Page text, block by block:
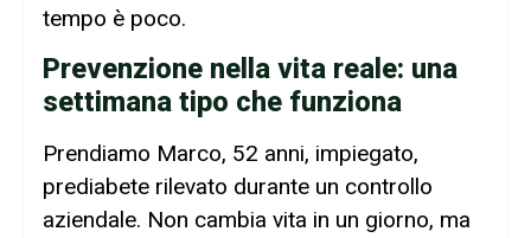
tempo è poco.
Prevenzione nella vita reale: una
settimana tipo che funziona
Prendiamo Marco, 52 anni, impiegato,
prediabete rilevato durante un controllo
aziendale. Non cambia vita in un giorno, ma